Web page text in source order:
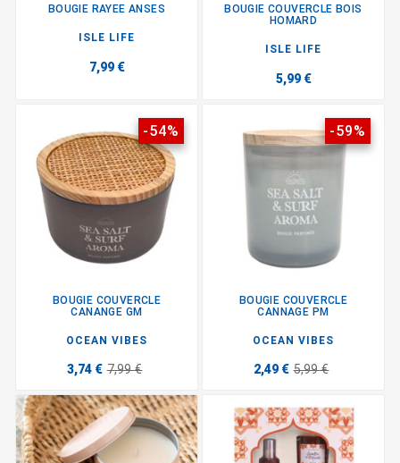
BOUGIE RAYEE ANSES
ISLE LIFE
7,99 €
BOUGIE COUVERCLE BOIS
HOMARD
ISLE LIFE
5,99 €
-54%
BOUGIE COUVERCLE
CANANGE GM
OCEAN VIBES
3,74 € 7,99 €
-59%
BOUGIE COUVERCLE
CANNAGE PM
OCEAN VIBES
2,49 € 5,99 €